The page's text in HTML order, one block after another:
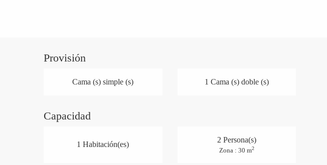
Provisión
Cama (s) simple (s) 1 Cama (s) doble (s)
Capacidad
1 Habitación(es)
2 Persona(s)
Zona : 30 m2